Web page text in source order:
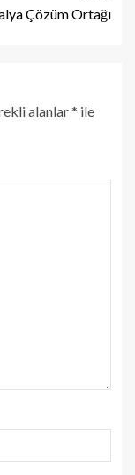
Çözüm Ortağı
alanlar* ile